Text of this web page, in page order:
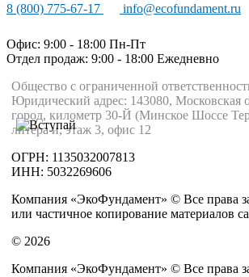
8 (800) 775-67-17 info@ecofundament.ru
Офис: 9:00 - 18:00 Пн-Пт
Отдел продаж: 9:00 - 18:00 Ежедневно
Общество с ограниченной
Юридический адрес: 143080, Московская
город, километр 30-Й (Минское Шоссе
литера и, этаж 3, офис 12
ОГРН: 1135032007813
ИНН: 5032269606
Компания «ЭкоФундамент» © Все права
или частичное копирование материалов
© 2026
Компания «ЭкоФундамент» © Все права